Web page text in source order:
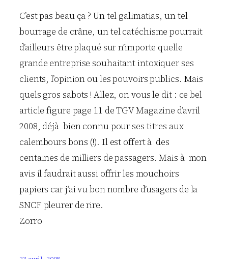
C’est pas beau ça ? Un tel galimatias, un tel
bourrage de crâne, un tel catéchisme pourrait
d’ailleurs être plaqué sur n’importe quelle
grande entreprise souhaitant intoxiquer ses
clients, l’opinion ou les pouvoirs publics. Mais
quels gros sabots ! Allez, on vous le dit : ce bel
article figure page 11 de TGV Magazine d’avril
2008, déjà bien connu pour ses titres aux
calembours bons (!). Il est offert à des
centaines de milliers de passagers. Mais à mon
avis il faudrait aussi offrir les mouchoirs
papiers car j’ai vu bon nombre d’usagers de la
SNCF pleurer de rire.
Zorro